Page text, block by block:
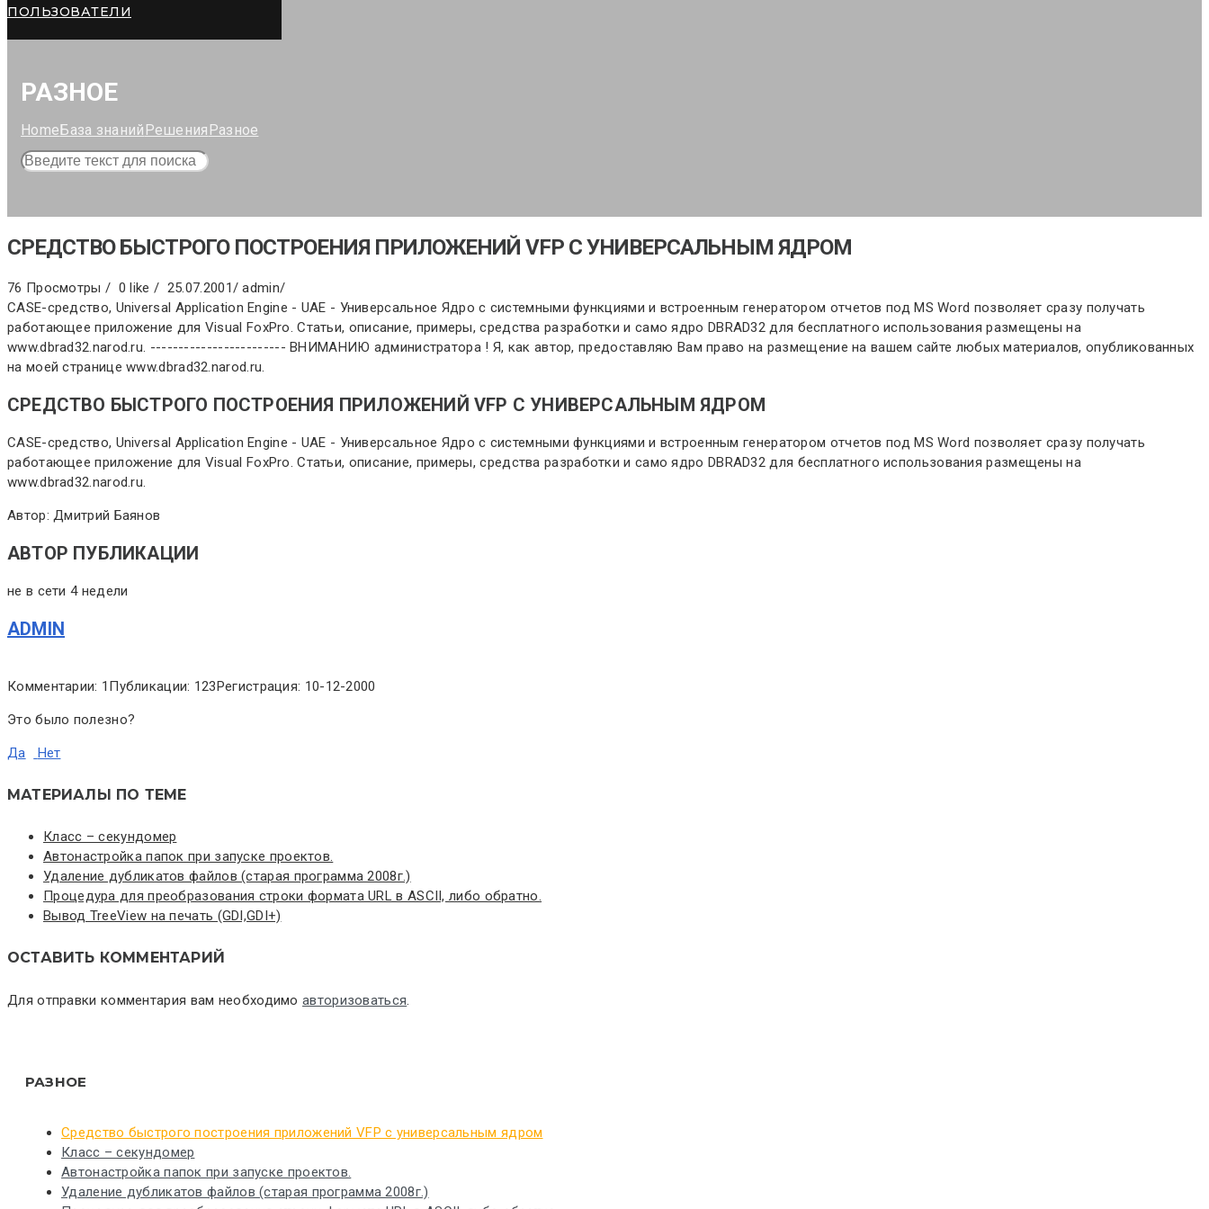
ПОЛЬЗОВАТЕЛИ
РАЗНОЕ
HomeБаза знаний Решения Разное
СРЕДСТВО БЫСТРОГО ПОСТРОЕНИЯ ПРИЛОЖЕНИЙ VFP С УНИВЕРСАЛЬНЫМ ЯДРОМ
76 Просмотры / 0 like / 25.07.2001/ admin/
CASE-средство, Universal Application Engine - UAE - Универсальное Ядро с системными функциями и встроенным генератором отчетов под MS Word позволяет сразу получать
работающее приложение для Visual FoxPro. Статьи, описание, примеры, средства разработки и само ядро DBRAD32 для бесплатного использования размещены на
www.dbrad32.narod.ru. ------------------------ ВНИМАНИЮ администратора ! Я, как автор, предоставляю Вам право на размещение на вашем сайте любых материалов, опубликованных
на моей странице www.dbrad32.narod.ru.
СРЕДСТВО БЫСТРОГО ПОСТРОЕНИЯ ПРИЛОЖЕНИЙ VFP С УНИВЕРСАЛЬНЫМ ЯДРОМ
CASE-средство, Universal Application Engine - UAE - Универсальное Ядро с системными функциями и встроенным генератором отчетов под MS Word позволяет сразу получать
работающее приложение для Visual FoxPro. Статьи, описание, примеры, средства разработки и само ядро DBRAD32 для бесплатного использования размещены на
www.dbrad32.narod.ru.
Автор: Дмитрий Баянов
АВТОР ПУБЛИКАЦИИ
не в сети 4 недели
ADMIN
Комментарии: 1 Публикации: 123Регистрация: 10-12-2000
Это было полезно?
Да Нет
МАТЕРИАЛЫ ПО ТЕМЕ
Класс – секундомер
Автонастройка папок при запуске проектов.
Удаление дубликатов файлов (старая программа 2008г.)
Процедура для преобразования строки формата URL в ASCII, либо обратно.
Вывод TreeView на печать (GDI,GDI+)
ОСТАВИТЬ КОММЕНТАРИЙ
Для отправки комментария вам необходимоавторизоваться.
РАЗНОЕ
Средство быстрого построения приложений VFP с универсальным ядром
Класс – секундомер
Автонастройка папок при запуске проектов.
Удаление дубликатов файлов (старая программа 2008г.)